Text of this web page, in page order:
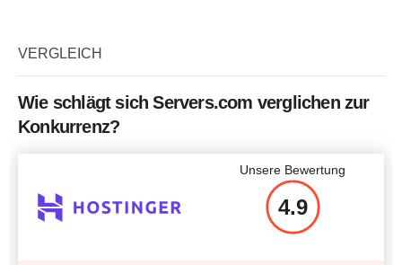
Speicher
Prozessor / CPU
Arbeitsspeicher / RAM 1 GB
$5.46
VERGLEICH
Wie schlägt sich Servers.com verglichen zur
Konkurrenz?
Unsere Bewertung
4.9